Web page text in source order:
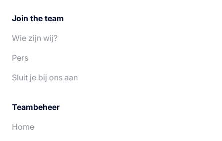
Join the team
Wie zijn wij?
Pers
Sluit je bij ons aan
Teambeheer
Home